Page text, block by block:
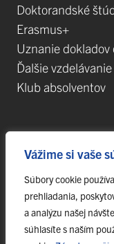
Vážime si vaše
Súbory cookie
prehliadania,
a analýzu našej
súhlasíte s naším
Doktorandské
Erasmus+
Uznanie dokladov
Ďalšie vzdelávanie
Klub absolventov
Projekty
Špičkové tímy
TIP-UPJŠ